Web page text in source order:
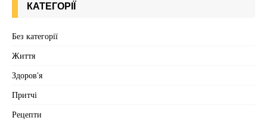
КАТЕГОРІЇ
Без категорії
Життя
Здоров'я
Притчі
Рецепти